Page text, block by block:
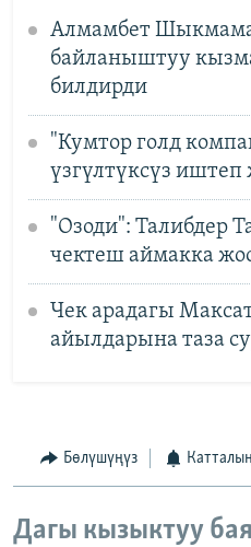
Алмамбет
байланыштуу
билдирди
"Кумтор голд
үзгүлтүксүз
"Озоди": Талибдер
чектеш аймакка
Чек арадагы
айылдарына таза
Бөлүшүңүз
Дагы кызыктуу